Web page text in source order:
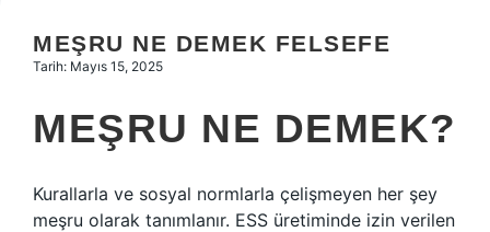
Hakkımızda
MEŞRU NE DEMEK FELSEFE
Tarih: Mayıs 15, 2025
MEŞRU NE DEMEK?
Kurallarla ve sosyal normlarla çelişmeyen her şey
meşru olarak tanımlanır. ESS üretiminde izin verilen